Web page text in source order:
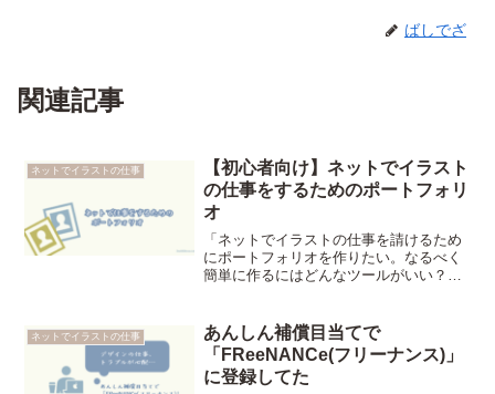
ばしでざ
関連記事
ネットでイラストの仕事
【初心者向け】ネットでイラスト
の仕事をするためのポートフォリ
オ
「ネットでイラストの仕事を請けるため
にポートフォリオを作りたい。なるべく
簡単に作るにはどんなツールがいい？」
て大丈夫？」という人向け【ネットでイ
ラストの仕事を請けるためのポートフォ
リオの作り方】についての記事。
ネットでイラストの仕事
あんしん補償目当てで
「FReeNANCe(フリーナンス)」
に登録してた